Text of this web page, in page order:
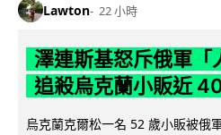
Lawton 22 小時
澤連斯基怒斥俄軍「
追殺烏克蘭小販近
烏克蘭克爾松一名 52 歲小販被俄